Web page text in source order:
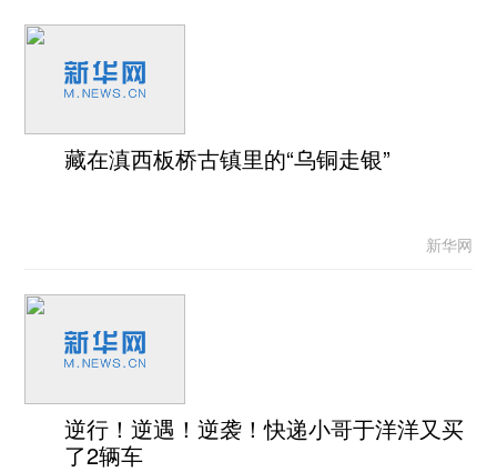
藏在滇西板桥古镇里的“乌铜走银”
新华网
逆行！逆遇！逆袭！快递小哥于洋洋又买
了2辆车